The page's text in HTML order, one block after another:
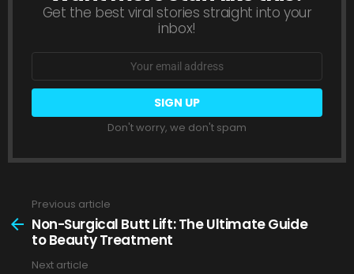
Get the best viral stories straight into your
inbox!
Don't worry, we don't spam
more
Previous article
Non-Surgical Butt Lift: The Ultimate Guide
to Beauty Treatment
Next article